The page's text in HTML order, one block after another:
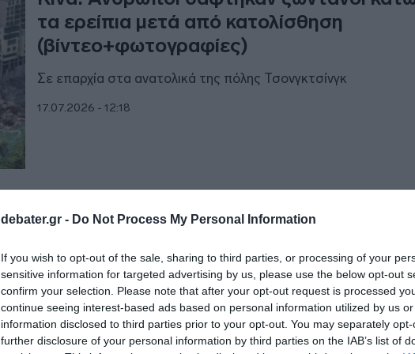
debater.gr - Do Not Process My Personal Information
If you wish to opt-out of the sale, sharing to third parties, or processing of your
sensitive information for targeted advertising by us, please use the below opt-out
confirm your selection. Please note that after your opt-out request is processed
continue seeing interest-based ads based on personal information utilized by us
information disclosed to third parties prior to your opt-out. You may separately
further disclosure of your personal information by third parties on the IAB’s list of
τα ερείπια μετά από κατολίσθηση
(βίντεο+φωτογραφίες)
Σε επαρχία στα ανατολικά της πόλης Τσονγκτσίνγκ
17.07.2026 - 12:18
ΔΙΕΘΝΗ
επηρεάσει τις εκλογές του 2020 –
στοιχεία ψηφοφόρων”
Έκανε λόγο για "σοκαριστικές ευαλωτότητες" του
εκλογικού συστήματος